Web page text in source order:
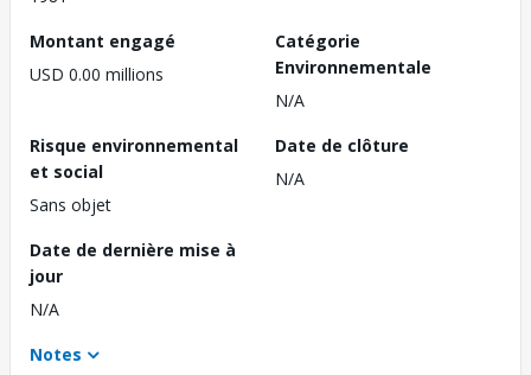
Montant engagé
USD 0.00 millions
Catégorie
Environnementale
N/A
Risque environnemental
et social
Sans objet
Date de clôture
N/A
Date de dernière mise à
jour
N/A
Notes